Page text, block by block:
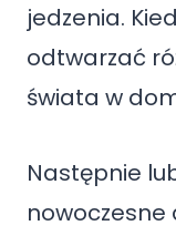
jedzenia.
odtwarzać
świata w
Następnie
nowoczesne